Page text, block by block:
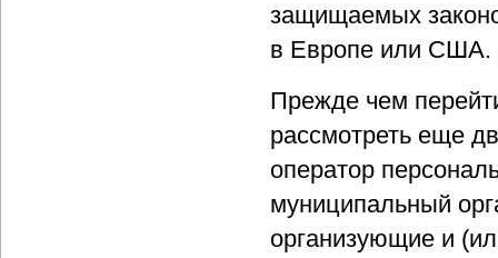
защищаемых
в Европе или США.
Прежде чем
рассмотреть еще
оператор
муниципальный
организующие и